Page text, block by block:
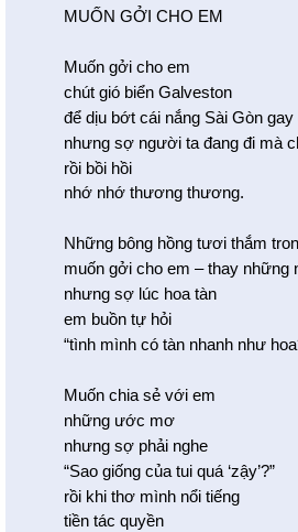
MUỐN GỞI CHO EM
Muốn gởi cho em
chút gió biển Galveston
để dịu bớt cái nắng Sài Gòn gay
nhưng sợ người ta đang đi mà
rồi bồi hồi
nhớ nhớ thương thương.
Những bông hồng tươi thắm
muốn gởi cho em – thay những
nhưng sợ lúc hoa tàn
em buồn tự hỏi
“tình mình có tàn nhanh như
Muốn chia sẻ với em
những ước mơ
nhưng sợ phải nghe
“Sao giống của tui quá ‘zậy’?”
rồi khi thơ mình nổi tiếng
tiền tác quyền